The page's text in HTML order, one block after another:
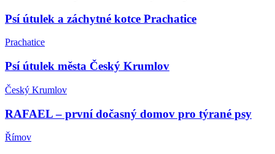
Psí útulek a záchytné kotce Prachatice
Prachatice
Psí útulek města Český Krumlov
Český Krumlov
RAFAEL – první dočasný domov pro týrané psy
Římov